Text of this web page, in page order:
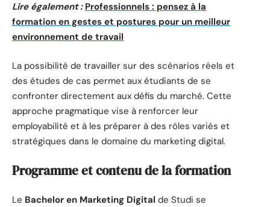
Lire également : Professionnels : pensez à la
formation en gestes et postures pour un meilleur
environnement de travail
La possibilité de travailler sur des scénarios réels et
des études de cas permet aux étudiants de se
confronter directement aux défis du marché. Cette
approche pragmatique vise à renforcer leur
employabilité et à les préparer à des rôles variés et
stratégiques dans le domaine du marketing digital.
Programme et contenu de la formation
Le Bachelor en Marketing Digital de Studi se